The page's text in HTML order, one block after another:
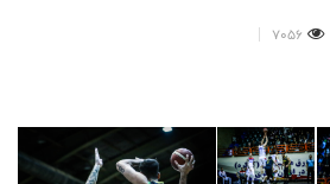
7056